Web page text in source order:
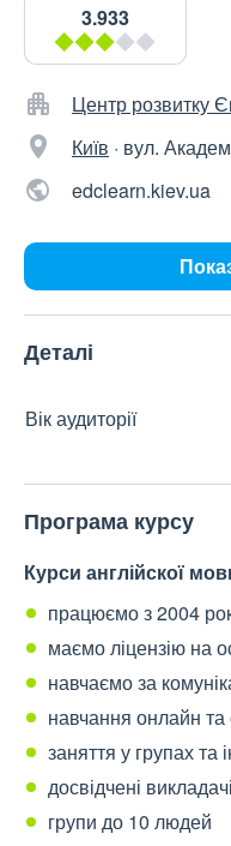
3.933
Центр розвитку
Київ · вул.
edclearn.kiev.ua
Деталі
Вік аудиторії
Програма курсу
Курси англійскої
працюємо з 2004
маємо ліцензію на
навчаємо за
навчання онлайн
заняття у групах та
досвідчені викладачі
групи до 10 людей